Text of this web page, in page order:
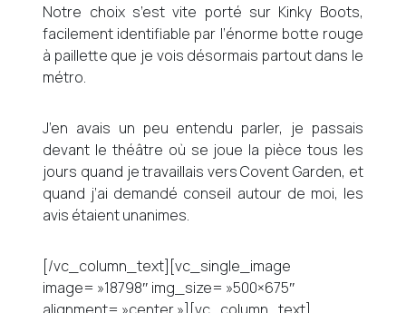
Notre choix s’est vite porté sur Kinky Boots,
facilement identifiable par l’énorme botte rouge
à paillette que je vois désormais partout dans le
métro.
J’en avais un peu entendu parler, je passais
devant le théâtre où se joue la pièce tous les
jours quand je travaillais vers Covent Garden, et
quand j’ai demandé conseil autour de moi, les
avis étaient unanimes.
[/vc_column_text][vc_single_image
image= »18798″ img_size= »500×675″